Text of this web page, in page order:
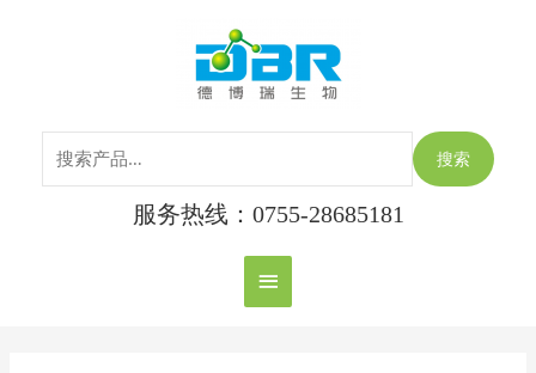
主
菜
单
搜索
服务热线：0755-28685181